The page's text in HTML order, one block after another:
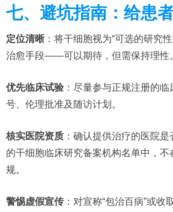
七、避坑指南：给患
定位清晰：将干细胞视为“可选的研究
治愈手段——可以期待，但需保持理性
优先临床试验 ：尽量参与正规注册的
号、伦理批准及随访计划。
核实医院资质 ：确认提供治疗的医院
的干细胞临床研究备案机构名单中，不
规。
警惕虚假宣传 ：对宣称“包治百病”或收